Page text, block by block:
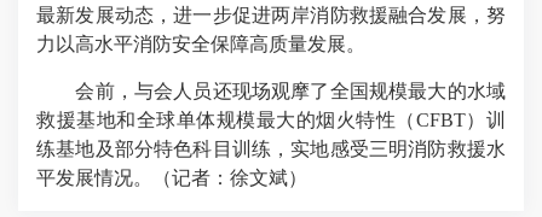
最新发展动态，进一步促进两岸消防救援融合发展，努
力以高水平消防安全保障高质量发展。
会前，与会人员还现场观摩了全国规模最大的水域
救援基地和全球单体规模最大的烟火特性（CFBT）训
练基地及部分特色科目训练，实地感受三明消防救援水
平发展情况。（记者：徐文斌）